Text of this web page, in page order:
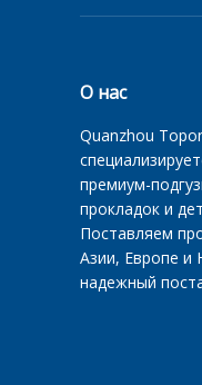
О нас
‌Quanzhou
‌премиум-
прокладок и
Поставляем
Азии, Европе
надежный